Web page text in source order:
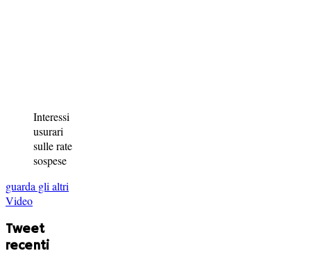
Interessi
usurari
sulle rate
sospese
guarda gli altri
Video
Tweet
recenti